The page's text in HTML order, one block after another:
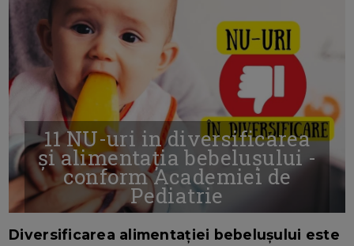
11 NU-uri in diversificarea
și alimentația bebelușului -
conform Academiei de
Pediatrie
Diversificarea alimentației bebelușului este